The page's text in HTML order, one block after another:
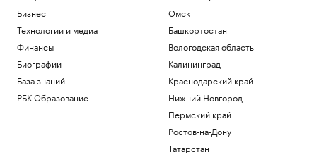
Бизнес
Технологии и медиа
Финансы
Биографии
База знаний
РБК Образование
Омск
Башкортостан
Вологодская область
Калининград
Краснодарский край
Нижний Новгород
Пермский край
Ростов-на-Дону
Татарстан